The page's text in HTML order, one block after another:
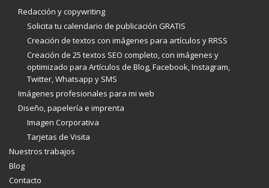
Redacción y copywriting
Solicita tu calendario de publicación GRATIS
Creación de textos con imágenes para artículos y RRSS
Creación de 25 textos SEO completo, con imágenes y
optimizado para Artículos de Blog, Facebook, Instagram,
Twitter, Whatsapp y SMS
Imágenes profesionales para mi web
Diseño, papelería e imprenta
Imagen Corporativa
Tarjetas de Visita
Nuestros trabajos
Blog
Contacto